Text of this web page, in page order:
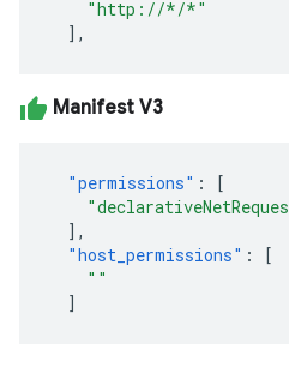
"http://*/*"
],
Manifest V3
"permissions" :
[
],
"host_permissions" :
[
" "
]